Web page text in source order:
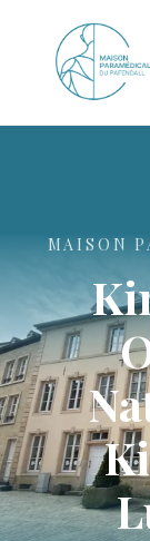
MAISON